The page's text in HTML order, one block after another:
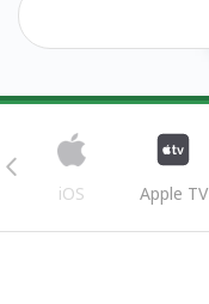
iOS Apple TV